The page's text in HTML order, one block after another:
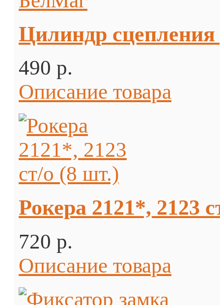
Цилиндр
490 p.
Описание товара
Рокера 2121*, 2123
720 p.
Описание товара